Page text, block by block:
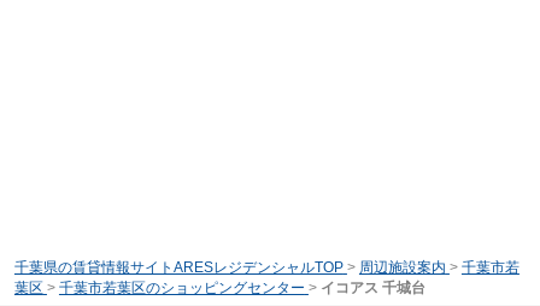
千葉県の賃貸情報サイトARESレジデンシャルTOP > 周辺施設案内 > 千葉市若
葉区 > 千葉市若葉区のショッピングセンター > イコアス 千城台